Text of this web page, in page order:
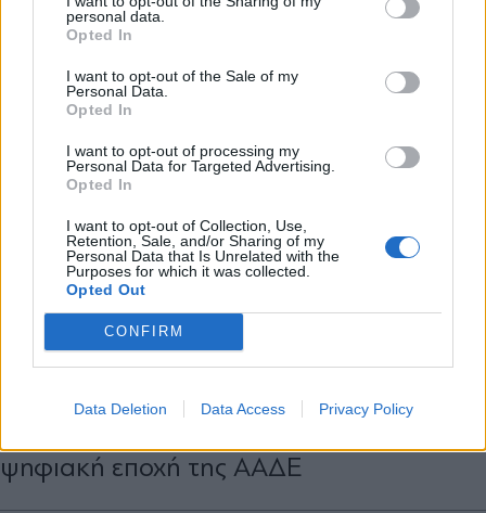
personal data.
Opted In
I want to opt-out of the Sale of my
Personal Data.
Opted In
I want to opt-out of processing my
Personal Data for Targeted Advertising.
Opted In
I want to opt-out of Collection, Use,
Retention, Sale, and/or Sharing of my
Personal Data that Is Unrelated with the
Purposes for which it was collected.
Opted Out
CONFIRM
Data Deletion Data Access Privacy Policy
ΟΙΚΟΝΟΜΙΑ 20.05.2025 15:57
PARAPOLITIKA NEWSROOM
ψηφιακή εποχή της ΑΑΔΕ
Αποδέχομαι τους
και την πολιτική απορρήτου
X